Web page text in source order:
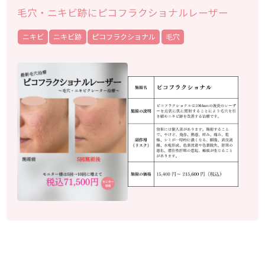
毛穴・ニキビ跡にピコフラクショナルレーザー
ニキビ ニキビ跡 ピコフラクショナル 毛穴